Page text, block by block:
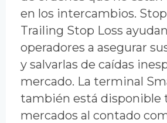
en los intercambios.
Trailing Stop Loss
operadores a asegurar
y salvarlas de caídas
mercado. La terminal
también está disponible
mercados al contado